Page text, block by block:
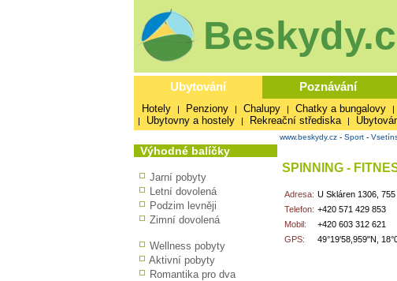
Ubytování Poznávání
Hotely | Penziony | Chalupy | Chatky a bungalovy |
| Ubytovny a hostely | Rekreační střediska |
Výhodné balíčky
Jarní pobyty
Letní dovolená
Podzim levněji
Zimní dovolená
Wellness pobyty
Aktivní pobyty
Romantika pro dva
www.beskydy.cz- Sport-
SPINNING -
Adresa: U Skláren 1306,
Telefon: +420 571 429 853
Mobil:
+420 603 312 621
GPS:
49°19'58,959"N,